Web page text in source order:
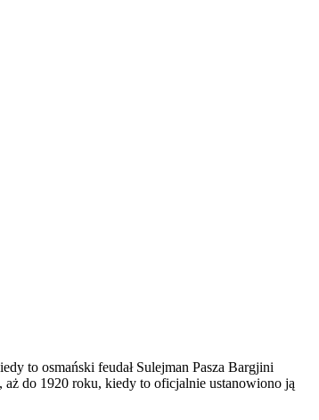
to osmański feudał Sulejman Pasza Bargjini
aż do 1920 roku, kiedy to oficjalnie ustanowiono ją